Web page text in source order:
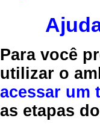
Para você
utilizar o
acessar um
as etapas